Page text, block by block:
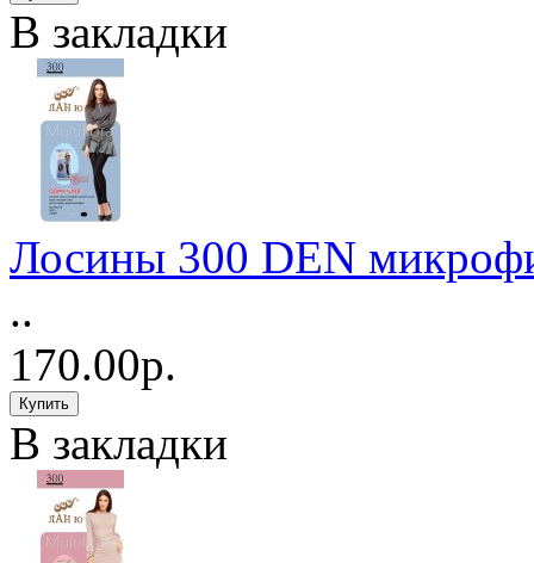
В закладки
Лосины 300 DEN
..
170.00р.
В закладки